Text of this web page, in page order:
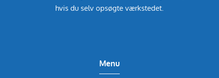
hvis du selv opsøgte værkstedet.
Menu